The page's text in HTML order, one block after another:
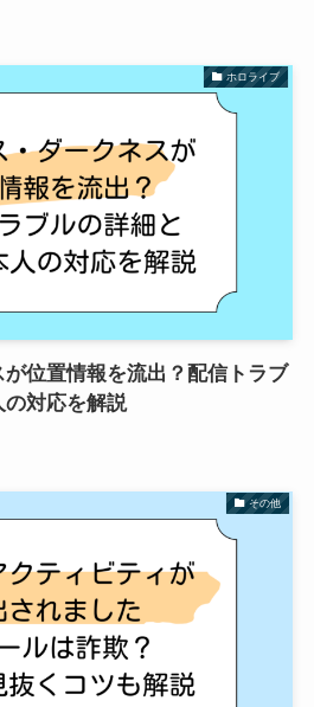
ホロライブ
位置情報を流出？配信トラブ
対応を解説
その他